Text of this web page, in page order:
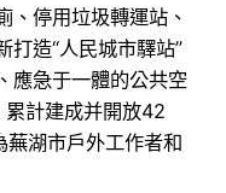
、停用垃圾轉運站、
打造“人民城市驛站”
應急于一體的公共空
計建成并開放42
蕪湖市戶外工作者和